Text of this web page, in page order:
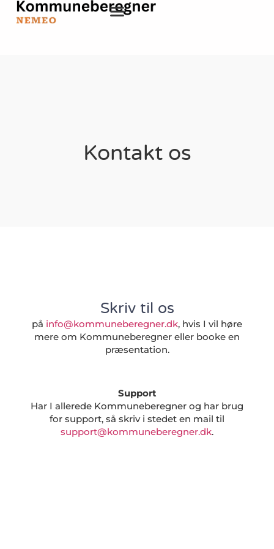
Kontakt os
Skriv til os
på info@kommuneberegner.dk, hvis I vil høre
mere om Kommuneberegner eller booke en
præsentation.
Support
Har I allerede Kommuneberegner og har brug
for support, så skriv i stedet en mail til
support@kommuneberegner.dk.